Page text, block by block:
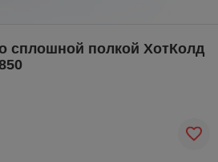
сплошной полкой ХотКолд